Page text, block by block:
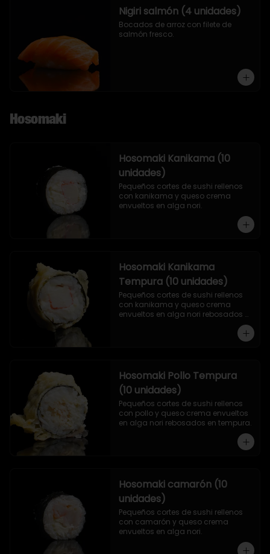
Nigiri salmón (4 unidades)
Bocados de arroz con filete de
salmón fresco.
Hosomaki
Hosomaki Kanikama (10
unidades)
Pequeños cortes de sushi rellenos
con kanikama y queso crema
envueltos en alga nori.
Hosomaki Kanikama
Tempura (10 unidades)
Pequeños cortes de sushi rellenos
con kanikama y queso crema
envueltos en alga nori rebosados
Hosomaki Pollo Tempura
(10 unidades)
Pequeños cortes de sushi rellenos
con pollo y queso crema envueltos
en alga nori rebosados en tempura.
Hosomaki camarón (10
unidades)
Pequeños cortes de sushi rellenos
con camarón y queso crema
envueltos en alga nori.